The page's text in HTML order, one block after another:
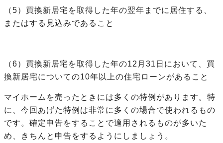
（5）買換新居宅を取得した年の翌年までに居住する、
またはする見込みであること
（6）買換新居宅を取得した年の12月31日において、買
換新居宅についての10年以上の住宅ローンがあること
マイホームを売ったときには多くの特例があります。特
に、今回あげた特例は非常に多くの場合で使われるもの
です。確定申告をすることで適用されるものが多いた
め、きちんと申告をするようにしましょう。